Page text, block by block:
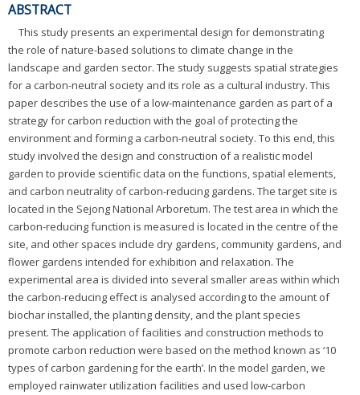
ABSTRACT
This study presents an experimental design for demonstrating
the role of nature-based solutions to climate change in the
landscape and garden sector. The study suggests spatial strategies
for a carbon-neutral society and its role as a cultural industry. This
paper describes the use of a low-maintenance garden as part of a
strategy for carbon reduction with the goal of protecting the
environment and forming a carbon-neutral society. To this end, this
study involved the design and construction of a realistic model
garden to provide scientific data on the functions, spatial elements,
and carbon neutrality of carbon-reducing gardens. The target site is
located in the Sejong National Arboretum. The test area in which the
carbon-reducing function is measured is located in the centre of the
site, and other spaces include dry gardens, community gardens, and
flower gardens intended for exhibition and relaxation. The
experimental area is divided into several smaller areas within which
the carbon-reducing effect is analysed according to the amount of
biochar installed, the planting density, and the plant species
present. The application of facilities and construction methods to
promote carbon reduction were based on the method known as ‘10
types of carbon gardening for the earth’. In the model garden, we
employed rainwater utilization facilities and used low-carbon